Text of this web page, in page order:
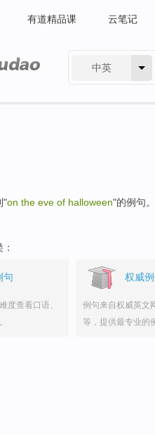
有道精品课 云笔记
中英
"on the eve of halloween"的例句。
句
度查看口语、
权威
例句来自权威英文
等，提供最专业的